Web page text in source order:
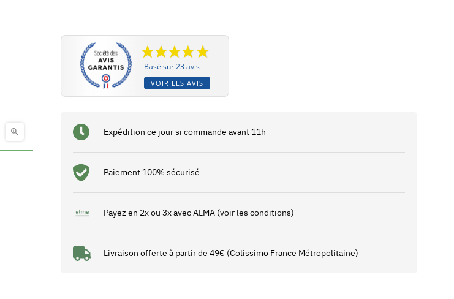

Basé sur 23 avis
VOIR LES AVIS
Expédition ce jour si commande avant 11h
Paiement 100% sécurisé
Payez en 2x ou 3x avec ALMA (voir les conditions)
Livraison offerte à partir de 49€ (Colissimo France Métropolitaine)